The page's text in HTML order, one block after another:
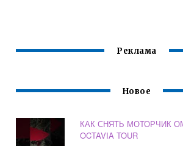
Реклама
Новое
КАК СНЯТЬ МОТОРЧИК
OCTAVIA TOUR